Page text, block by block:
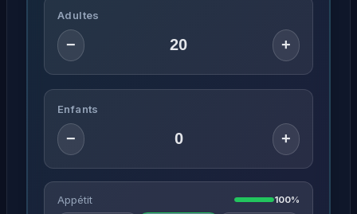
Adultes
− +
Enfants
− +
Appétit 100%